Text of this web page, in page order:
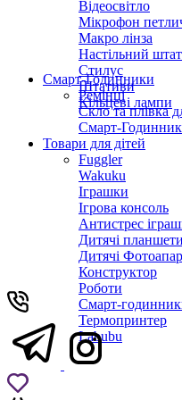
Відеосвітло
Мікрофон
Макро лінза
Настільний
Стилус
Штативи
Кільцеві лампи
Смарт-Годинники
Ремінці
Скло та плівка
Смарт-
Товари для дітей
Fuggler
Wakuku
Іграшки
Ігрова консоль
Антистрес
Дитячi планшети
Дитячі
Конструктор
Роботи
Смарт-
Термопринтер
Labubu